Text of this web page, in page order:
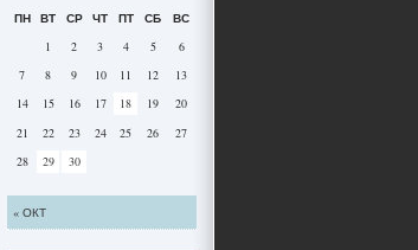
ПН ВТ СР ЧТ ПТ СБ
ВС
1
2 3 4 5
6
7
8 9 10 11 12
13
14
15 16 17 18 19
20
21
22 23 24 25 26
27
28
29 30
« ОКТ